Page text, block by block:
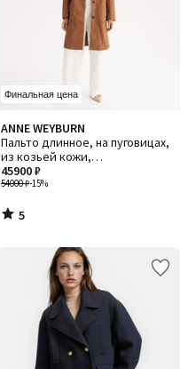
Финальная цена
ANNE WEYBURN
Пальто длинное, на пуговицах,
из козьей кожи,
демисезонное
54000 ₽-15%
45900 ₽
5
/
5
5
/